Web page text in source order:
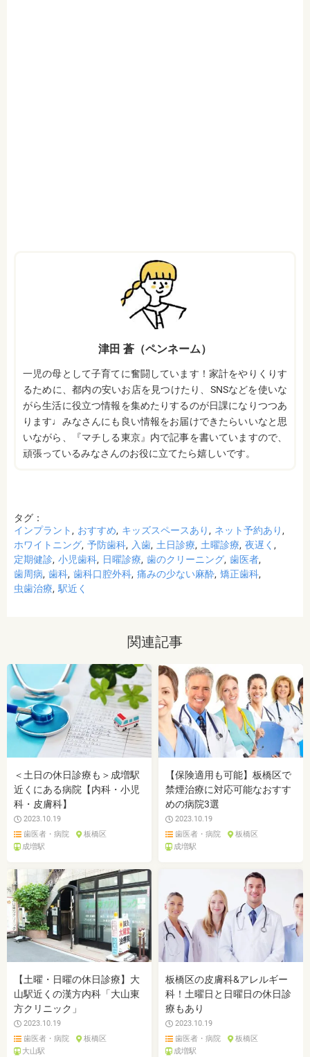
津田 蒼（ペンネーム）
一児の母として子育てに奮闘しています！家計をやりくりす
るために、都内の安いお店を見つけたり、SNSなどを使いな
がら生活に役立つ情報を集めたりするのが日課になりつつあ
ります♩みなさんにも良い情報をお届けできたらいいなと思
いながら、『マチしる東京』内で記事を書いていますので、
頑張っているみなさんのお役に立てたら嬉しいです。
タグ：
インプラント
おすすめ キッズスペースあり
ネット予約あり
ホワイトニング 予防歯科 入歯 土日診療 土曜診療 夜遅く
定期健診 小児歯科 日曜診療 歯のクリーニング 歯医者
歯周病 歯科 歯科口腔外科 痛みの少ない麻酔 矯正歯科
虫歯治療 駅近く
関連記事
＜土日の休日診療も＞成増駅
近くにある病院【内科・小児
科・皮膚科】
2023.10.19
歯医者・病院
板橋区
成増駅
【保険適用も可能】板橋区で
禁煙治療に対応可能なおすす
めの病院3選
2023.10.19
歯医者・病院
板橋区
成増駅
【土曜・日曜の休日診療】大
山駅近くの漢方内科「大山東
方クリニック」
2023.10.19
歯医者・病院
板橋区
大山駅
板橋区の皮膚科&アレルギー
科！土曜日と日曜日の休日診
療もあり
2023.10.19
歯医者・病院
板橋区
成増駅